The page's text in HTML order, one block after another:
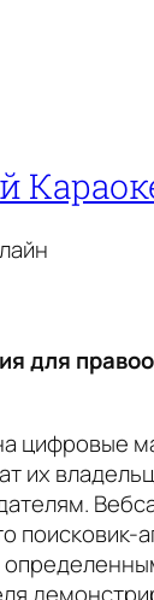
для
цифровые
их
поисковик-